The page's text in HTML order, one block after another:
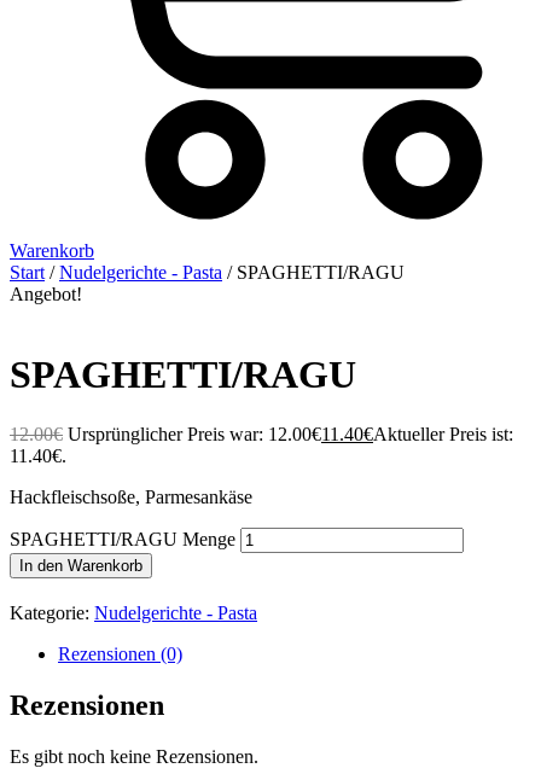
Warenkorb
Start /Nudelgerichte - Pasta / SPAGHETTI/RAGU
Angebot!
SPAGHETTI/RAGU
12.00€ Ursprünglicher Preis war: 12.00€11.40€Aktueller Preis ist:
11.40€.
Hackfleischsoße, Parmesankäse
SPAGHETTI/RAGU Menge
In den Warenkorb
Kategorie: Nudelgerichte - Pasta
Rezensionen (0)
Rezensionen
Es gibt noch keine Rezensionen.